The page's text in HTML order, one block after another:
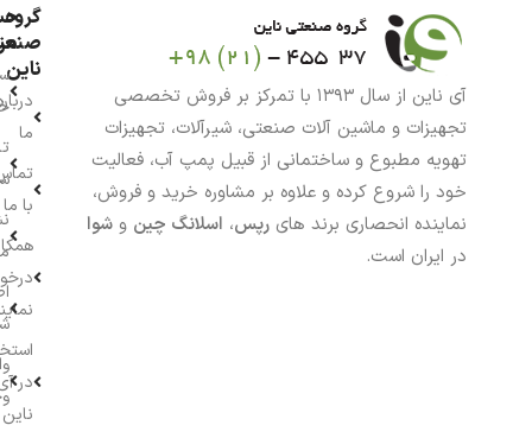
آی ناین از سال ۱۳۹۳ با تمرکز بر فروش تخصصی
تجهیزات و ماشین آلات صنعتی، شیرآلات، تجهیزات
تهویه مطبوع و ساختمانی از قبیل پمپ آب، فعالیت
خود را شروع کرده و علاوه بر مشاوره خرید و فروش،
نماینده انحصاری برند های رپس، اسلانگ چین و شوا
در ایران است.
گروه
ناین
ما
با ما
در
ناین